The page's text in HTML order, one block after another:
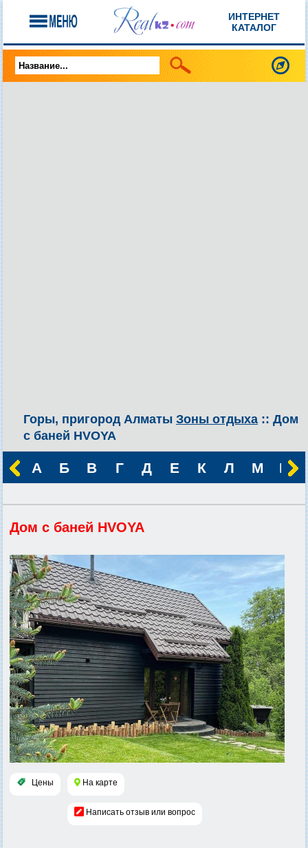
ИНТЕРНЕТ
КАТАЛОГ
Горы, пригород Алматы Зоны отдыха :: Дом
с баней HVOYA
А Б В Г Д Е К Л М Н
Дом с баней HVOYA
Цены На карте
Написать отзыв или вопрос